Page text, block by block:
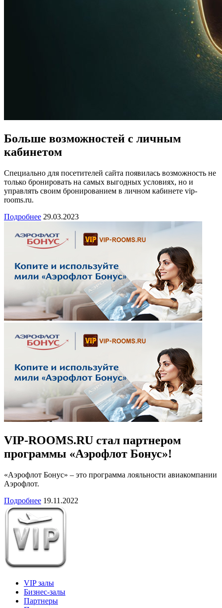
Больше возможностей c личным
кабинетом
Специально для посетителей сайта появилась возможность не
только бронировать на самых выгодных условиях, но и
управлять своим бронированием в личном кабинете vip-
rooms.ru.
Подробнее 29.03.2023
VIP-ROOMS.RU стал партнером
программы «Аэрофлот Бонус»!
«Аэрофлот Бонус» – это программа лояльности авиакомпании
Аэрофлот.
Подробнее 19.11.2022
VIP залы
Бизнес-залы
Партнеры